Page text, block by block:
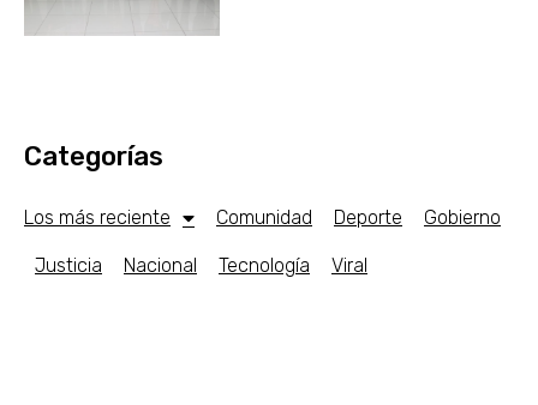
Categorías
Los más reciente Comunidad Deporte Gobierno
Justicia Nacional Tecnología Viral